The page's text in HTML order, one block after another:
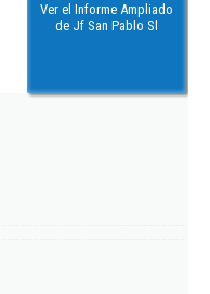
Ver el Informe Ampliado
de Jf San Pablo Sl